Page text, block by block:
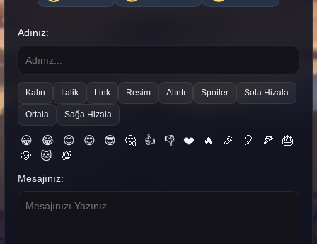
Adınız:
Kalın İtalik Link Resim Alıntı Spoiler Sola Hizala
Ortala Sağa Hizala
😀 😂 😊 😍 😎 🤔 👍 👎 ❤️ 🔥 🎉 🎈 🍕
🎂
🐶
🐱 💯
Mesajınız: